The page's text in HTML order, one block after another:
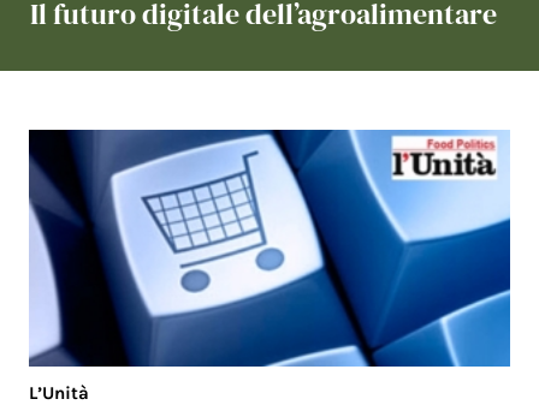
Il futuro digitale dell’agroalimentare
L’Unità